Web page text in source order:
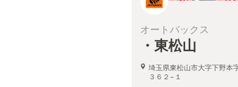
オートバックス
・東松山
埼玉県東松山市大字下野本
３６２−１